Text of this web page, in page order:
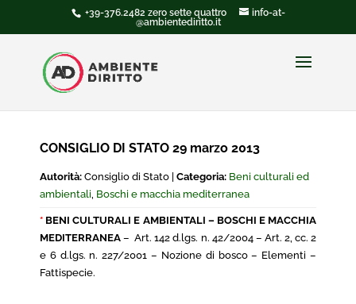
+39-376.2482 zero sette quattro
info-at-
@ambientediritto.it
CONSIGLIO DI STATO 29 marzo 2013
Autorità: Consiglio di Stato | Categoria: Beni culturali ed
ambientali, Boschi e macchia mediterranea
* BENI CULTURALI E AMBIENTALI – BOSCHI E MACCHIA
MEDITERRANEA – Art. 142 d.lgs. n. 42/2004 – Art. 2, cc. 2
e 6 d.lgs. n. 227/2001 – Nozione di bosco – Elementi –
Fattispecie.